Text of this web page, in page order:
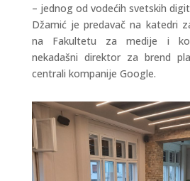
– jednog od vodećih svetskih
Džamić je predavač na katedri
na Fakultetu za medije i
nekadašni direktor za brend
centrali kompanije Google.